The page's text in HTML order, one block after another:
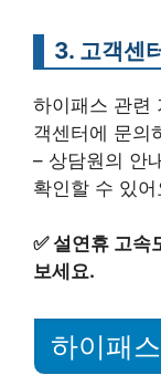
3. 고객센
하이패스 관련
객센터에 문의
– 상담원의 안
확인할 수 있어
✅설연휴 고속
보세요.
하이패